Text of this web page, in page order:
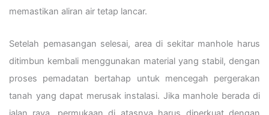
memastikan aliran air tetap lancar.
Setelah pemasangan selesai, area di sekitar manhole harus
ditimbun kembali menggunakan material yang stabil, dengan
proses pemadatan bertahap untuk mencegah pergerakan
tanah yang dapat merusak instalasi. Jika manhole berada di